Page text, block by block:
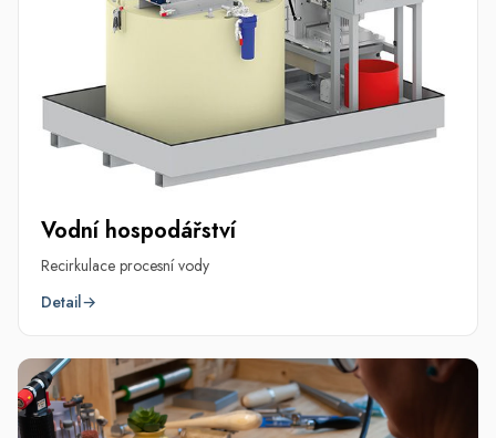
Vodní hospodářství
Recirkulace procesní vody
Detail→